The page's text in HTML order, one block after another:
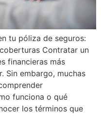
tu póliza de seguros:
Contratar un
financieras más
Sin embargo, muchas
funciona o qué
los términos que